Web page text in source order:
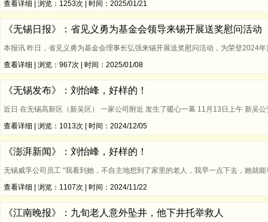
查看详细 | 浏览：1253次 | 时间：2025/01/21
《无锡日报》：省见义勇为基金会领导来锡开展送奖慰问活动
本报讯 昨日，省见义勇为基金会理事长弘强来锡开展送奖慰问活动，为荣登2024
查看详细 | 浏览：967次 | 时间：2025/01/08
《无锡发布》：刘怡峰，好样的！
近日 在无锡高新区（新吴区） 一家公司附近 发生了暖心一幕 11月13日上午 新吴
查看详细 | 浏览：1013次 | 时间：2024/12/05
《澎湃新闻》：刘怡峰，好样的！
无锡威孚公司员工 “我看到她，不自主地想到了家里的老人，我早一点下去，她就
查看详细 | 浏览：1107次 | 时间：2024/11/22
《江南晚报》：九旬老人意外坠井，他下井托举救人